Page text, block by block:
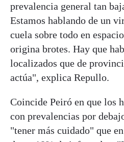
prevalencia general tan
Estamos hablando de un
cuela sobre todo en
origina brotes. Hay que
localizados que de
actúa", explica Repullo.
Coincide Peiró en que los
con prevalencias por
"tener más cuidado" que